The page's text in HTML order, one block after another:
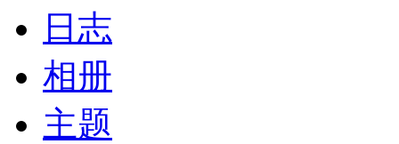
日志
相册
主题